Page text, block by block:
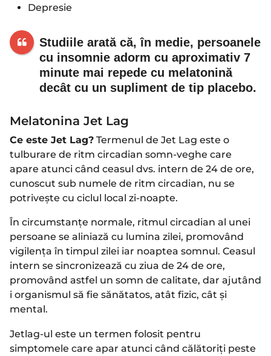
Depresie
Studiile arată că, în medie, persoanele
cu insomnie adorm cu aproximativ 7
minute mai repede cu melatonină
decât cu un supliment de tip placebo.
Melatonina Jet Lag
Ce este Jet Lag? Termenul de Jet Lag este o
tulburare de ritm circadian somn-veghe care
apare atunci când ceasul dvs. intern de 24 de ore,
cunoscut sub numele de ritm circadian, nu se
potrivește cu ciclul local zi-noapte.
În circumstanțe normale, ritmul circadian al unei
persoane se aliniază cu lumina zilei, promovând
vigilența în timpul zilei iar noaptea somnul. Ceasul
intern se sincronizează cu ziua de 24 de ore,
promovând astfel un somn de calitate, dar ajutând
i organismul să fie sănătatos, atât fizic, cât și
mental.
Jetlag-ul este un termen folosit pentru
simptomele care apar atunci când călătoriți peste